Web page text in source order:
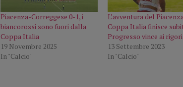
Piacenza-Correggese 0-1, i
biancorossi sono fuori dalla
Coppa Italia
19 Novembre 2025
In "Calcio"
L’avventura del
Coppa Italia finisce
Progresso vince ai rigori
13 Settembre 2023
In "Calcio"